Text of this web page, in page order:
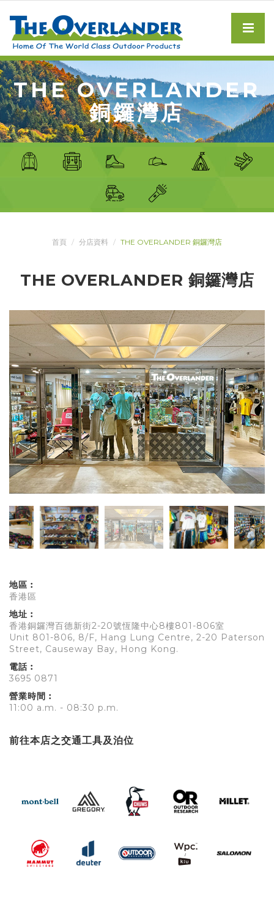
THE OVERLANDER
銅鑼灣店
首頁 分店資料 THE OVERLANDER 銅鑼灣店
THE OVERLANDER 銅鑼灣店
地區︰
香港區
地址︰
香港銅鑼灣百德新街2-20號恆隆中心8樓801-806室
Unit 801-806, 8/F, Hang Lung Centre, 2-20 Paterson
Street, Causeway Bay, Hong Kong.
電話︰
3695 0871
營業時間︰
11:00 a.m. - 08:30 p.m.
前往本店之交通工具及泊位